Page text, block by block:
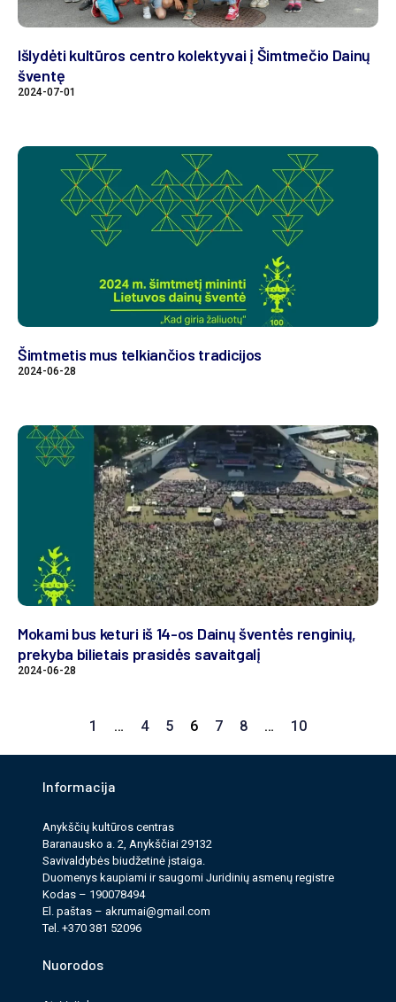
Išlydėti kultūros centro kolektyvai į Šimtmečio Dainų
šventę
2024-07-01
Šimtmetis mus telkiančios tradicijos
2024-06-28
Mokami bus keturi iš 14-os Dainų šventės renginių,
prekyba bilietais prasidės savaitgalį
2024-06-28
1 … 4 5 6 7 8 … 10
Informacija
Anykščių kultūros cen­tras
Baranausko a. 2, Anykščiai 29132
Savi­valdy­bės biudžet­inė įstaiga.
Duomenys kau­pi­ami ir saugomi Juri­dinių asmenų reg­istre
Kodas – 190078494
El. paš­tas – akrumai@gmail.com
Tel. +370 381 52096
Nuorodos